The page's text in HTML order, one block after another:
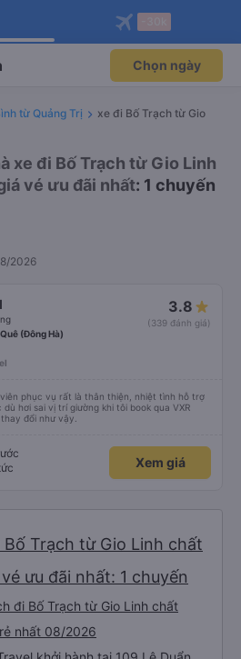
Vexere ngay!
thành viên độc
Mở app
đặt vé máy bay qua
Mở app
Chọn ngày
từ Quảng Trị
xe đi Bố Trạch từ Gio
xe đi Bố Trạch từ Gio Linh
vé ưu đãi nhất: 1 chuyến
2026
3.8
(339 đánh giá)
(Đông Hà)
phục vụ rất là thân thiện, nhiệt tình hỗ trợ
hơi sai vị trí giường khi tôi book qua VXR
đổi như vậy.
Xem giá
Trạch từ Gio Linh chất
ưu đãi nhất: 1 chuyến
đi Bố Trạch từ Gio Linh chất
nhất 08/2026